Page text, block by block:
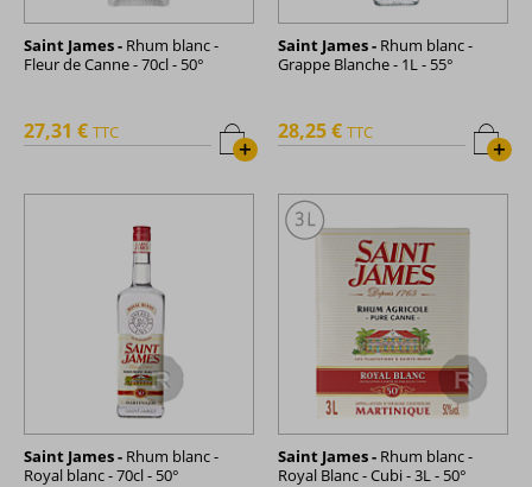
Saint James - Rhum blanc -
Fleur de Canne - 70cl - 50°
+
27,31 € TTC
Saint James - Rhum blanc -
Grappe Blanche - 1L - 55°
+
28,25 € TTC
Saint James - Rhum blanc -
Royal blanc - 70cl - 50°
Saint James - Rhum blanc -
Royal Blanc - Cubi - 3L - 50°